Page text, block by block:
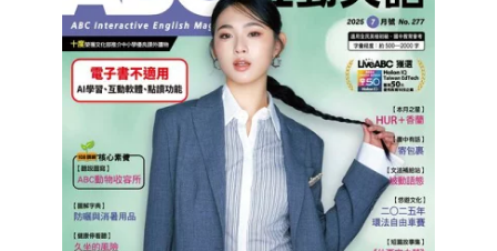
居家生活 3C家電 運動休閒 親子玩具
女裝 男裝 化妝保養 情趣用品
日本購物 電子/紙本書